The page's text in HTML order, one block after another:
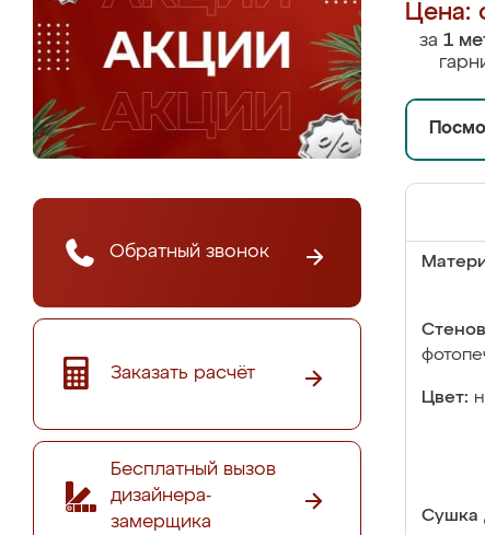
Обратный звонок
Заказать расчёт
Бесплатный вызов
дизайнера-
замерщика
Цена:
за 1
Цвет:
Сушка